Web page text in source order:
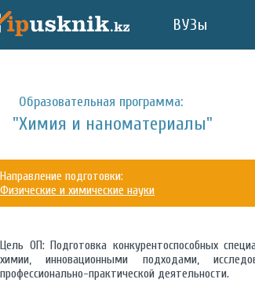
ВУЗы
Образовательная программа:
"Химия и наноматериалы"
Направление подготовки:
Физические и химические науки
Цель ОП: Подготовка конкурентоспособных
химии, инновационными подходами,
профессионально-практической деятельности.